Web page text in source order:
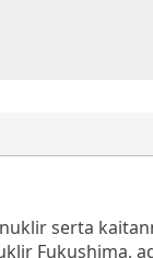
serta
Fukushima,